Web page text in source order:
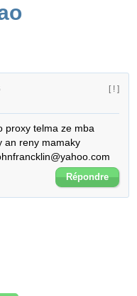
[ ! ]
proxy telma ze mba
an reny mamaky
Répondre